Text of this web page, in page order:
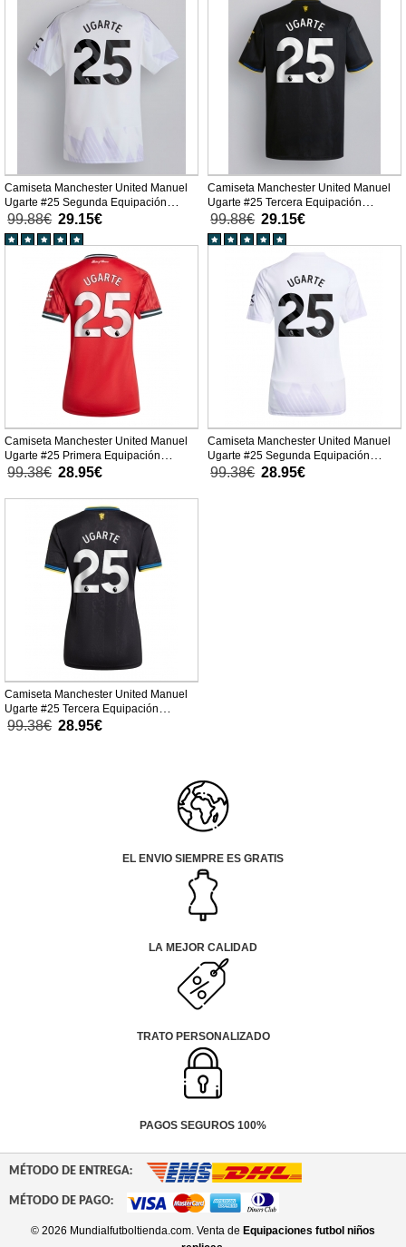
Camiseta Manchester United Manuel
Ugarte #25 Segunda Equipación
Replica 2025-26 mangas cortas
99.88€ 29.15€
Camiseta Manchester United Manuel
Ugarte #25 Tercera Equipación
Replica 2025-26 mangas cortas
99.88€ 29.15€
Camiseta Manchester United Manuel
Ugarte #25 Primera Equipación
Replica 2025-26 para mujer mangas
99.38€ 28.95€
Camiseta Manchester United Manuel
Ugarte #25 Segunda Equipación
Replica 2025-26 para mujer mangas
99.38€ 28.95€
Camiseta Manchester United Manuel
Ugarte #25 Tercera Equipación
Replica 2025-26 para mujer mangas
99.38€ 28.95€
EL ENVIO SIEMPRE ES GRATIS
LA MEJOR CALIDAD
TRATO PERSONALIZADO
PAGOS SEGUROS 100%
MÉTODO DE ENTREGA:
MÉTODO DE PAGO:
© 2026 Mundialfutboltienda.com. Venta de Equipaciones futbol niños